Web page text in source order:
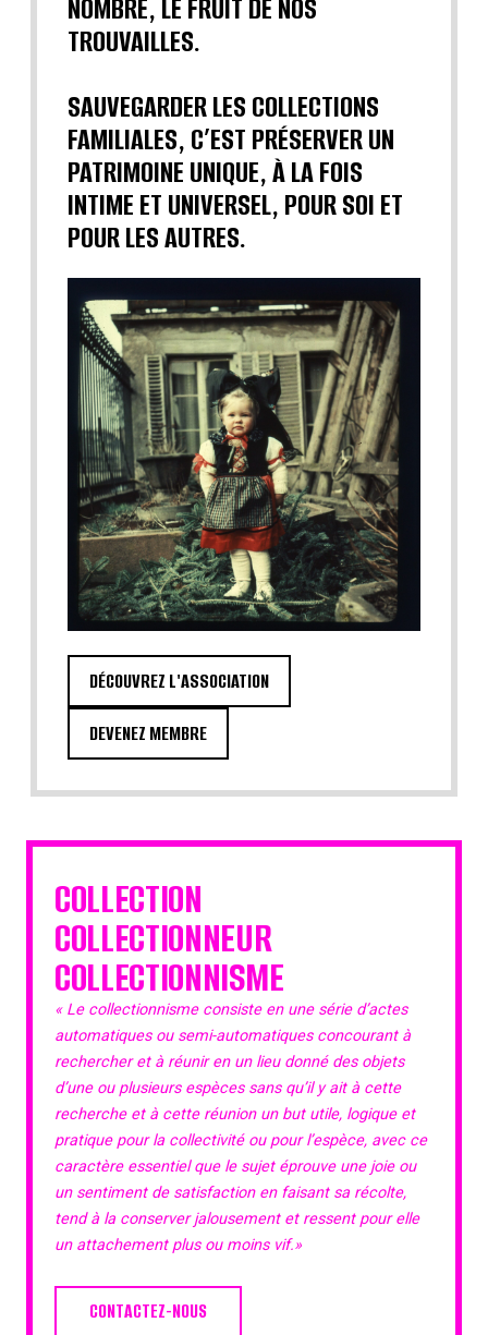
NOMBRE, LE FRUIT DE NOS
TROUVAILLES.
SAUVEGARDER LES COLLECTIONS
FAMILIALES, C’EST PRÉSERVER UN
PATRIMOINE UNIQUE, À LA FOIS
INTIME ET UNIVERSEL, POUR SOI ET
POUR LES AUTRES.
DÉCOUVREZ L'ASSOCIATION
DEVENEZ MEMBRE
COLLECTION
COLLECTIONNEUR
COLLECTIONNISME
« Le collectionnisme consiste en une série d’actes
automatiques ou semi-automatiques concourant à
rechercher et à réunir en un lieu donné des objets
d’une ou plusieurs espèces sans qu’il y ait à cette
recherche et à cette réunion un but utile, logique et
pratique pour la collectivité ou pour l’espèce, avec ce
caractère essentiel que le sujet éprouve une joie ou
un sentiment de satisfaction en faisant sa récolte,
tend à la conserver jalousement et ressent pour elle
un attachement plus ou moins vif.»
CONTACTEZ-NOUS